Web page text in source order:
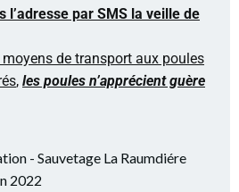
l’adresse par SMS la veille de
moyens de transport aux poules
, les poules n’apprécient guère
- Sauvetage La Raumdiére
2022